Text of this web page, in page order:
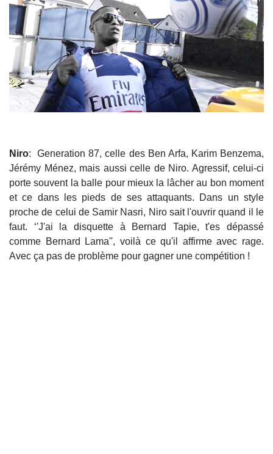
Niro: Generation 87, celle des Ben Arfa, Karim Benzema,
Jérémy Ménez, mais aussi celle de Niro. Agressif, celui-ci
porte souvent la balle pour mieux la lâcher au bon moment
et ce dans les pieds de ses attaquants. Dans un style
proche de celui de Samir Nasri, Niro sait l'ouvrir quand il le
faut. ‘'J'ai la disquette à Bernard Tapie, t'es dépassé
comme Bernard Lama'', voilà ce qu'il affirme avec rage.
Avec ça pas de problème pour gagner une compétition !